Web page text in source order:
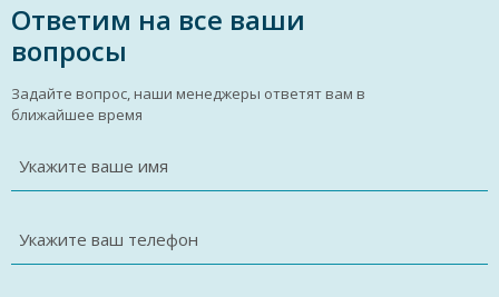
Ответим на все ваши
вопросы
Задайте вопрос, наши менеджеры ответят вам в
ближайшее время
Укажите ваше имя
Укажите ваш телефон